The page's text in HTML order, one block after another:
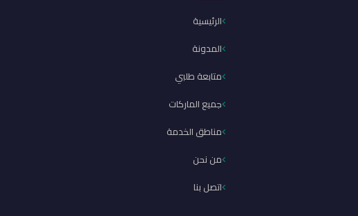
الرئيسية
المدونة
متابعة طلبي
جميع الماركات
مناطق الخدمة
من نحن
اتصل بنا